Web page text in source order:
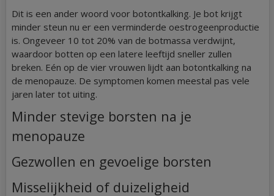
Dit is een ander woord voor botontkalking. Je bot krijgt
minder steun nu er een verminderde oestrogeenproductie
is. Ongeveer 10 tot 20% van de botmassa verdwijnt,
waardoor botten op een latere leeftijd sneller zullen
breken. Eén op de vier vrouwen lijdt aan botontkalking na
de menopauze. De symptomen komen meestal pas vele
jaren later tot uiting.
Minder stevige borsten na je
menopauze
Gezwollen en gevoelige borsten
Misselijkheid of duizeligheid